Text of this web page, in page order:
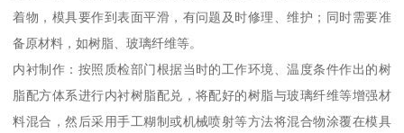
着物，模具要作到表面平滑，有问题及时修理、维护；同时需要准
备原材料，如树脂、玻璃纤维等。
内衬制作：按照质检部门根据当时的工作环境、温度条件作出的树
脂配方体系进行内衬树脂配兑，将配好的树脂与玻璃纤维等增强材
料混合，然后采用手工糊制或机械喷射等方法将混合物涂覆在模具